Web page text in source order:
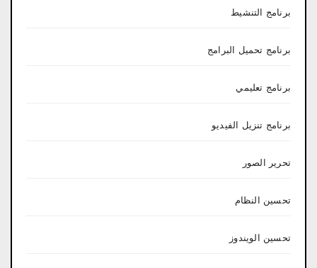
برنامج التنشيط
برنامج تحميل البرامج
برنامج تعليمي
برنامج تنزيل الفيديو
تحرير الصور
تحسين النظام
تحسين الويندوز